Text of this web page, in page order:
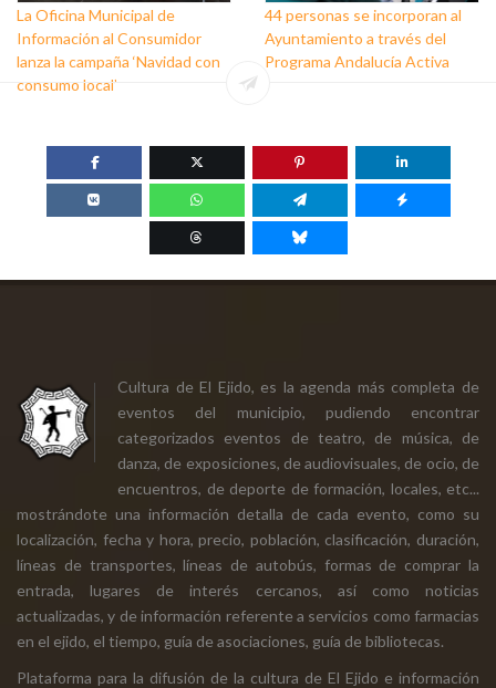
La Oficina Municipal de
Información al Consumidor
lanza la campaña ‘Navidad con
consumo local’
44 personas se incorporan al
Ayuntamiento a través del
Programa Andalucía Activa
Cultura de El Ejido, es la agenda más completa de
eventos del municipio, pudiendo encontrar
categorizados eventos de teatro, de música, de
danza, de exposiciones, de audiovisuales, de ocio, de
encuentros, de deporte de formación, locales, etc...
mostrándote una información detalla de cada evento, como su
localización, fecha y hora, precio, población, clasificación, duración,
líneas de transportes, líneas de autobús, formas de comprar la
entrada, lugares de interés cercanos, así como noticias
actualizadas, y de información referente a servicios como farmacias
en el ejido, el tiempo, guía de asociaciones, guía de bibliotecas.
Plataforma para la difusión de la cultura de El Ejido e información